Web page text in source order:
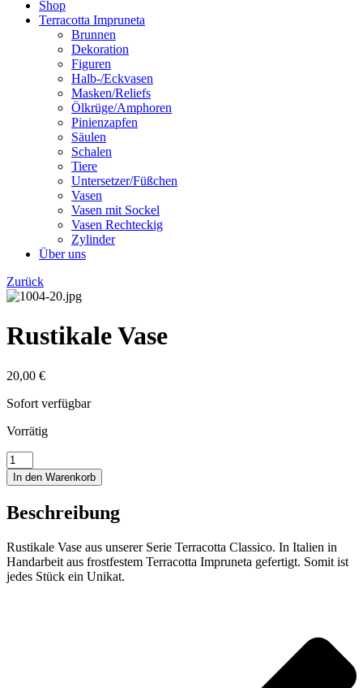
Shop
Terracotta Impruneta
Brunnen
Dekoration
Figuren
Halb-/Eckvasen
Masken/Reliefs
Ölkrüge/Amphoren
Pinienzapfen
Säulen
Schalen
Tiere
Untersetzer/Füßchen
Vasen
Vasen mit Sockel
Vasen Rechteckig
Zylinder
Über uns
Zurück
Rustikale Vase
20,00 €
Sofort verfügbar
Vorrätig
Rustikale
Vase
Menge
In den Warenkorb
Beschreibung
Rustikale Vase aus unserer Serie Terracotta Classico. In Italien in
Handarbeit aus frostfestem Terracotta Impruneta gefertigt. Somit ist
jedes Stück ein Unikat.